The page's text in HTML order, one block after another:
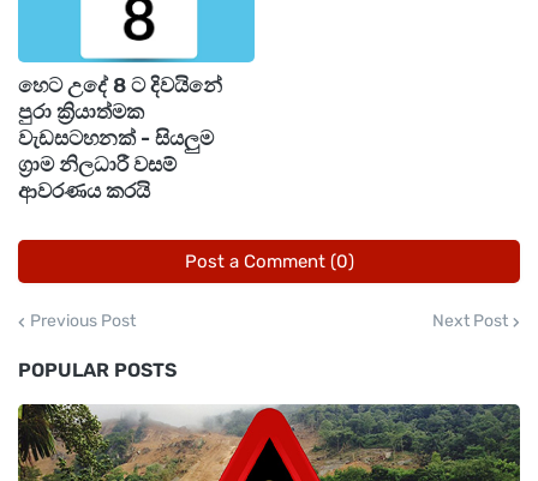
පස්සේ ඉන්ෆ්ලුවෙන්සා රෝගය මේ තරම් ඉහළ
මට්ටමකට වාර්තා වෙලා තියෙන්නේ පළමු
වතාවටයි. එදාටත් වඩා දරුණු විදිහට මේ වසංගතය
පැතිරෙන්න පටන් අරන් තියෙන්නේ
ඇමෙරිකානුවන්ව දැඩි අවදානමකට ඇද දමමින්.
පැතිරෙනවා..." - සෞඛ්‍ය අංශවලින් ලැබෙන අනතුරු
හෙට උදේ 8 ට දිවයිනේ
පුරා ක්‍රියාත්මක
වැඩසටහනක් - සියලුම
ග්‍රාම නිලධාරී වසම්
ආවරණය කරයි
Post a Comment (0)
Previous Post Next Post
POPULAR POSTS